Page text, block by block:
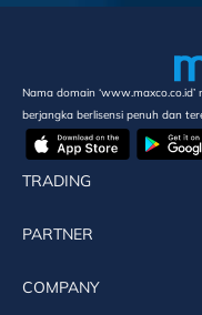
Nama domain
berjangka berlisensi penuh dan
TRADING
PARTNER
COMPANY